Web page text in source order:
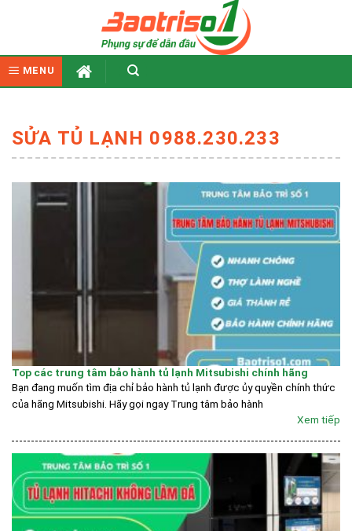
MENU
SỬA TỦ LẠNH 0988.230.233
Top các trung tâm bảo hành tủ lạnh Mitsubishi chính hãng
Bạn đang muốn tìm địa chỉ bảo hành tủ lạnh được ủy quyền chính thức
của hãng Mitsubishi. Hãy gọi ngay Trung tâm bảo hành
Xem tiếp